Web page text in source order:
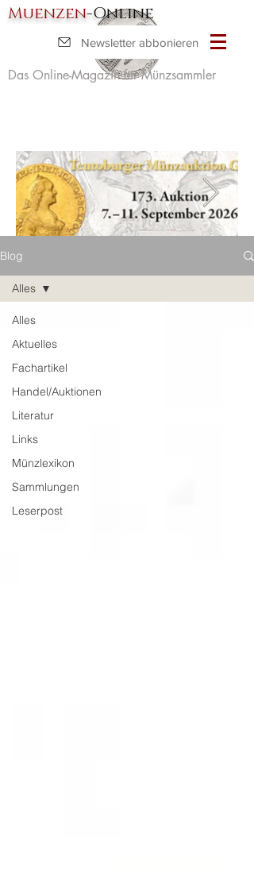
Muenzen-Online
Das Online-Magazin für Münzsammler
Newsletter abbonieren
Blog
Alles
Aktuelles
Fachartikel
Handel/Auktionen
Literatur
Links
Münzlexikon
Sammlungen
Leserpost
Alles